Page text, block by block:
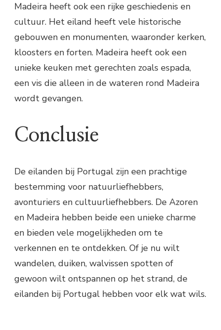
Madeira heeft ook een rijke geschiedenis en
cultuur. Het eiland heeft vele historische
gebouwen en monumenten, waaronder kerken,
kloosters en forten. Madeira heeft ook een
unieke keuken met gerechten zoals espada,
een vis die alleen in de wateren rond Madeira
wordt gevangen.
Conclusie
De eilanden bij Portugal zijn een prachtige
bestemming voor natuurliefhebbers,
avonturiers en cultuurliefhebbers. De Azoren
en Madeira hebben beide een unieke charme
en bieden vele mogelijkheden om te
verkennen en te ontdekken. Of je nu wilt
wandelen, duiken, walvissen spotten of
gewoon wilt ontspannen op het strand, de
eilanden bij Portugal hebben voor elk wat wils.